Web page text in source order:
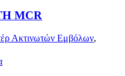
MCR
Ακτινωτών Εμβόλων,